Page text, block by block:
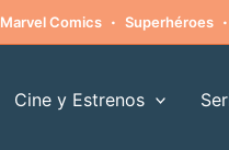
Marvel Comics · Superhéroes ·
Cine y Estrenos